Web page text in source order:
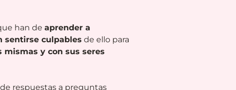
han de aprender a
sentirse culpables de ello para
y con sus seres
respuestas a preguntas